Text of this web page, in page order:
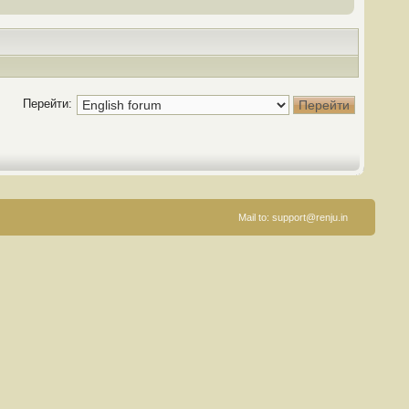
Перейти:
Mail to: support@renju.in